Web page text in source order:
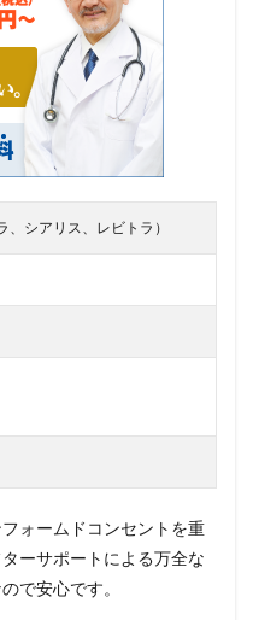
、シアリス、レビトラ）
ォームドコンセントを重
ーサポートによる万全な
で安心です。